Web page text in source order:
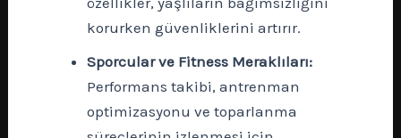
korurken güvenliklerini artırır.
Sporcular ve Fitness Meraklıları:
Performans takibi, antrenman
optimizasyonu ve toparlanma